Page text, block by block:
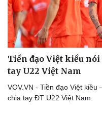
Tiền đạo Việt kiều
tay U22 Việt Nam
VOV.VN - Tiền đạo Việt
chia tay ĐT U22 Việt Nam.